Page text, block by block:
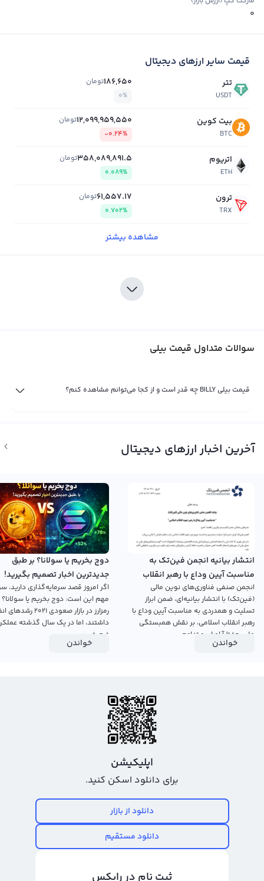
0
قیمت سایر ارزهای دیجیتال
تتر
USDT
186,650تومان
0%
بیت کوین
BTC
12,099,959,550تومان
-0.24%
اتریوم
ETH
358,089,891.5تومان
0.089%
ترون
TRX
61,557.17تومان
0.702%
مشاهده بیشتر
سوالات متداول قیمت بیلی
قیمت بیلی BILLY چه قدر است و از کجا می‌توانم مشاهده کنم؟
آخرین اخبار ارزهای دیجیتال
انتشار بیانیه انجمن فین‌تک به
مناسبت آیین وداع با رهبر انقلاب
اسلامی
انجمن صنفی فناوری‌های نوین مالی
(فین‌تک) با انتشار بیانیه‌ای، ضمن ابراز
تسلیت و همدردی به مناسبت آیین وداع با
رهبر انقلاب اسلامی، بر نقش همبستگی
ملی، حفظ آرامش و تداوم...
خواندن
دوج بخریم یا سولانا؟ بر طبق
جدیدترین اخبار تصمیم بگیرید!
اگر امروز قصد سرمایه‌گذاری دارید،
مهم این است: دوج بخریم یا
رمزارز در بازار صعودی ۲۰۲۱
داشتند، اما در یک سال گذشته
ضعیفی...
خواندن
اپلیکیشن
برای دانلود اسکن کنید.
دانلود از بازار
دانلود مستقیم
ثبت نام در رابکس